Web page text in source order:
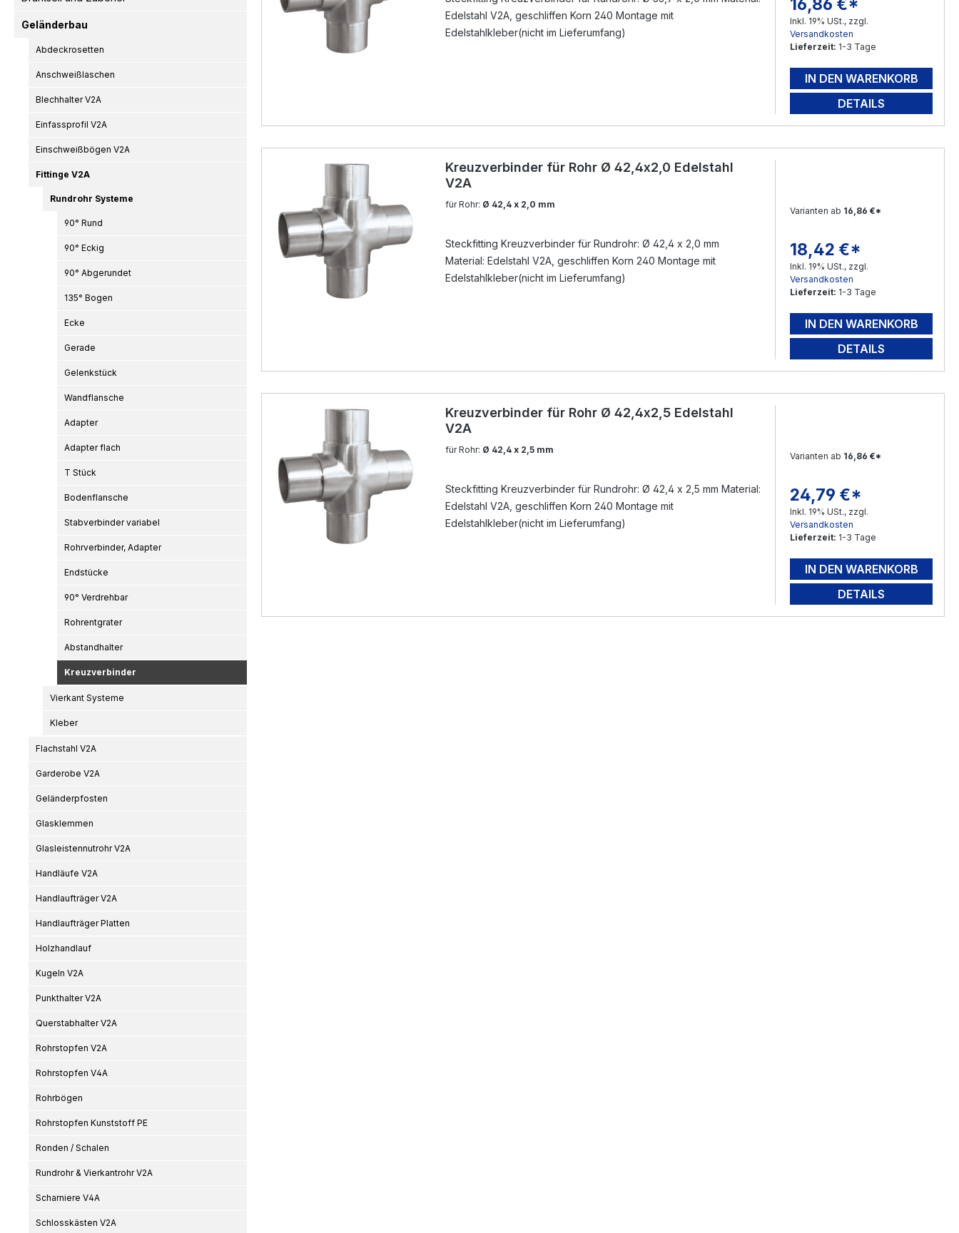
Geländerbau
Abdeckrosetten
Anschweißlaschen
Blechhalter V2A
Einfassprofil V2A
Einschweißbögen V2A
Fittinge V2A
Rundrohr Systeme
90° Rund
90° Eckig
90° Abgerundet
135° Bogen
Ecke
Gerade
Gelenkstück
Wandflansche
Adapter
Adapter flach
T Stück
Bodenflansche
Stabverbinder variabel
Rohrverbinder, Adapter
Endstücke
90° Verdrehbar
Rohrentgrater
Abstandhalter
Kreuzverbinder
Vierkant Systeme
Kleber
Flachstahl V2A
Garderobe V2A
Geländerpfosten
Glasklemmen
Glasleistennutrohr V2A
Handläufe V2A
Handlaufträger V2A
Handlaufträger Platten
Holzhandlauf
Kugeln V2A
Punkthalter V2A
Querstabhalter V2A
Rohrstopfen V2A
Rohrstopfen V4A
Rohrbögen
Rohrstopfen Kunststoff PE
Ronden / Schalen
Rundrohr & Vierkantrohr V2A
Scharniere V4A
Schlosskästen V2A
Edelstahl V2A, geschliffen Korn 240 Montage mit
Edelstahlkleber(nicht im Lieferumfang)
Regulärer Preis:
16,86 €*
Inkl. 19% USt., zzgl.
Versandkosten
Lieferzeit: 1-3 Tage
IN DEN WARENKORB
DETAILS
Kreuzverbinder für Rohr Ø 42,4x2,0 Edelstahl
V2A
für Rohr: Ø 42,4 x 2,0 mm
Steckfitting Kreuzverbinder für Rundrohr: Ø 42,4 x 2,0 mm
Material: Edelstahl V2A, geschliffen Korn 240 Montage mit
Edelstahlkleber(nicht im Lieferumfang)
Varianten ab 16,86 €*
Regulärer Preis:
18,42 €*
Inkl. 19% USt., zzgl.
Versandkosten
Lieferzeit: 1-3 Tage
IN DEN WARENKORB
DETAILS
Kreuzverbinder für Rohr Ø 42,4x2,5 Edelstahl
V2A
für Rohr: Ø 42,4 x 2,5 mm
Steckfitting Kreuzverbinder für Rundrohr: Ø 42,4 x 2,5 mm Material:
Edelstahl V2A, geschliffen Korn 240 Montage mit
Edelstahlkleber(nicht im Lieferumfang)
Varianten ab 16,86 €*
Regulärer Preis:
24,79 €*
Inkl. 19% USt., zzgl.
Versandkosten
Lieferzeit: 1-3 Tage
IN DEN WARENKORB
DETAILS